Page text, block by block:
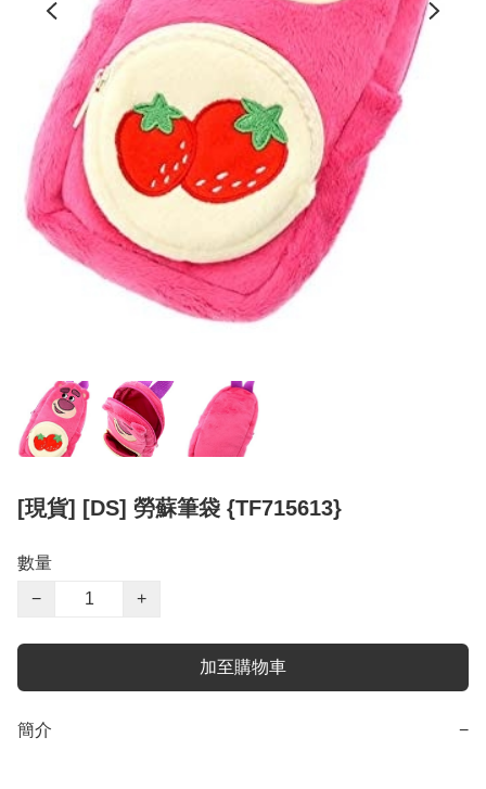
[現貨] [DS] 勞蘇筆袋 {TF715613}
數量
−
+
加至購物車
簡介 −